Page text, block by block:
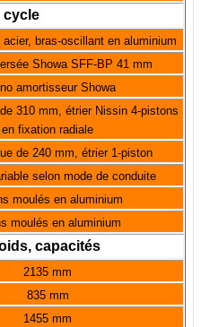
cycle
acier, bras-oscillant en aluminium
Showa SFF-BP 41 mm
amortisseur Showa
310 mm, étrier Nissin 4-pistons
en fixation radiale
de 240 mm, étrier 1-piston
selon mode de conduite
moulés en aluminium
moulés en aluminium
capacités
2135 mm
835 mm
1455 mm